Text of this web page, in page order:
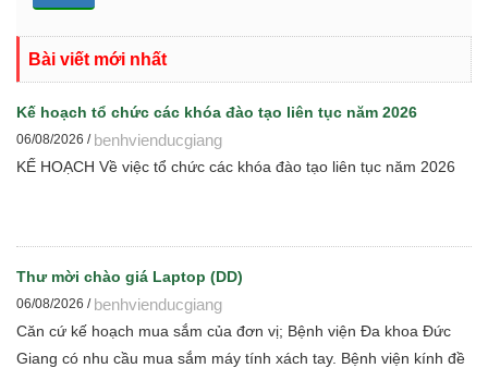
Bài viết mới nhất
Kế hoạch tổ chức các khóa đào tạo liên tục năm 2026
06/08/2026 / benhvienducgiang
KẾ HOẠCH Về việc tổ chức các khóa đào tạo liên tục năm 2026
Thư mời chào giá Laptop (DD)
06/08/2026 / benhvienducgiang
Căn cứ kế hoạch mua sắm của đơn vị; Bệnh viện Đa khoa Đức
Giang có nhu cầu mua sắm máy tính xách tay. Bệnh viện kính đề